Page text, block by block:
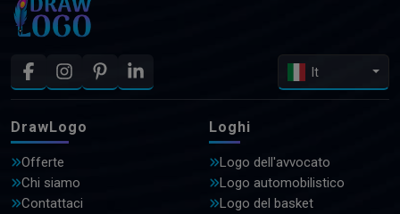
It
DrawLogo
Offerte
Chi siamo
Contattaci
Loghi
Logo dell'avvocato
Logo automobilistico
Logo del basket